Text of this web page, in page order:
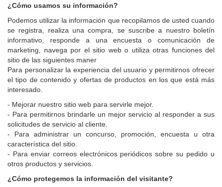
¿Cómo usamos su información?
Podemos utilizar la información que recopilamos de usted cuando
se registra, realiza una compra, se suscribe a nuestro boletín
informativo, responde a una encuesta o comunicación de
marketing, navega por el sitio web o utiliza otras funciones del
sitio de las siguientes maner
Para personalizar la experiencia del usuario y permitirnos ofrecer
el tipo de contenido y ofertas de productos en los que está más
interesado.
- Mejorar nuestro sitio web para servirle mejor.
- Para permitirnos brindarle un mejor servicio al responder a sus
solicitudes de servicio al cliente.
- Para administrar un concurso, promoción, encuesta u otra
característica del sitio.
- Para enviar correos electrónicos periódicos sobre su pedido u
otros productos y servicios.
¿Cómo protegemos la información del visitante?